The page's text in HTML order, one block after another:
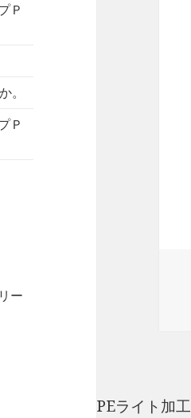
Ｐ
。
Ｐ
ー
PEライト加工